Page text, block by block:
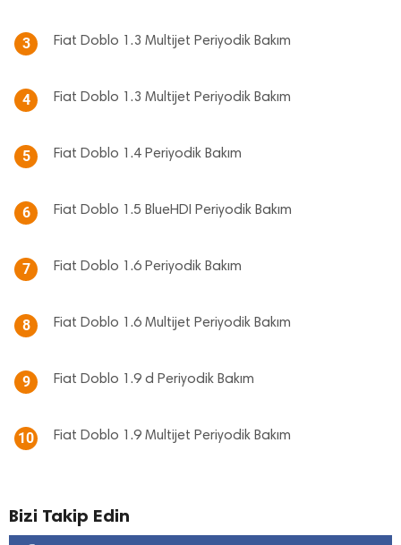
3 Fiat Doblo 1.3 Multijet Periyodik Bakım
4 Fiat Doblo 1.3 Multijet Periyodik Bakım
5 Fiat Doblo 1.4 Periyodik Bakım
6 Fiat Doblo 1.5 BlueHDI Periyodik Bakım
7 Fiat Doblo 1.6 Periyodik Bakım
8 Fiat Doblo 1.6 Multijet Periyodik Bakım
9 Fiat Doblo 1.9 d Periyodik Bakım
10 Fiat Doblo 1.9 Multijet Periyodik Bakım
Bizi Takip Edin